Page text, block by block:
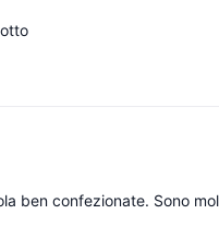
ben confezionate. Sono